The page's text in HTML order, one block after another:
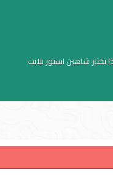
تختار شاهين استور بلانت